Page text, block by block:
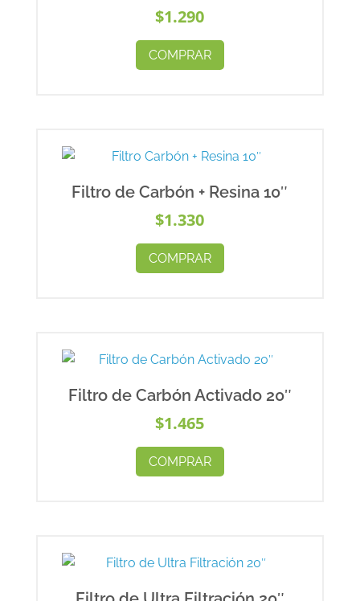
$1.290
COMPRAR
Filtro de Carbón + Resina 10″
$1.330
COMPRAR
Filtro de Carbón Activado 20″
$1.465
COMPRAR